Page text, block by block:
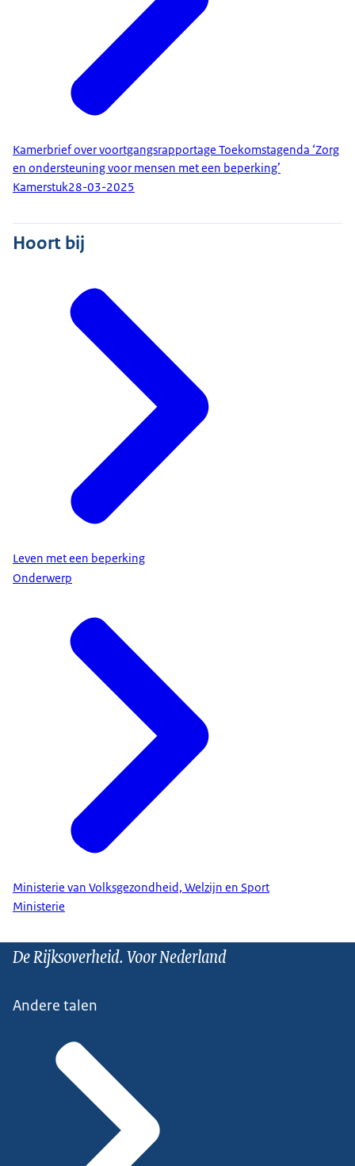
Kamerbrief over voortgangsrapportage Toekomstagenda ‘Zorg
en ondersteuning voor mensen met een beperking’
Kamerstuk28-03-2025
Hoort bij
Leven met een beperking
Onderwerp
Ministerie van Volksgezondheid, Welzijn en Sport
Ministerie
De Rijksoverheid. Voor Nederland
Andere talen